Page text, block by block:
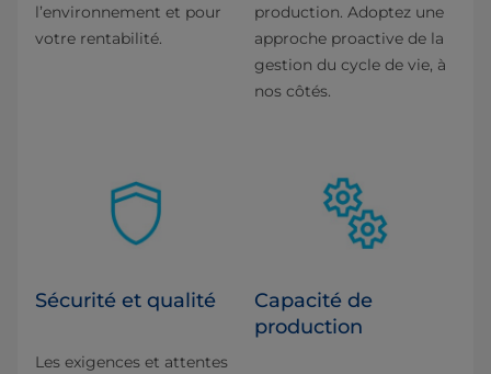
l’environnement et pour
votre rentabilité.
production. Adoptez une
approche proactive de la
gestion du cycle de vie, à
nos côtés.
Sécurité et qualité
Les exigences et attentes
Capacité de
production